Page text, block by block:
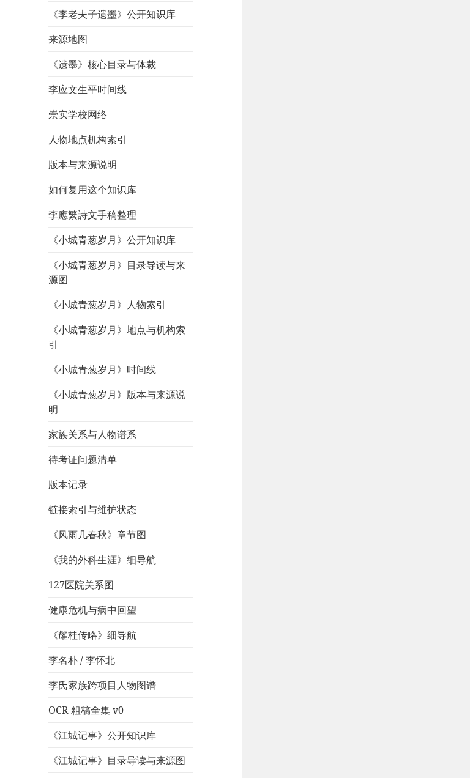
《李老夫子遗墨》公开知识库
来源地图
《遗墨》核心目录与体裁
李应文生平时间线
崇实学校网络
人物地点机构索引
版本与来源说明
如何复用这个知识库
李應繁詩文手稿整理
《小城青葱岁月》公开知识库
《小城青葱岁月》目录导读与来
源图
《小城青葱岁月》人物索引
《小城青葱岁月》地点与机构索
引
《小城青葱岁月》时间线
《小城青葱岁月》版本与来源说
明
家族关系与人物谱系
待考证问题清单
版本记录
链接索引与维护状态
《风雨几春秋》章节图
《我的外科生涯》细导航
127医院关系图
健康危机与病中回望
《耀桂传略》细导航
李名朴 / 李怀北
李氏家族跨项目人物图谱
OCR 粗稿全集 v0
《江城记事》公开知识库
《江城记事》目录导读与来源图